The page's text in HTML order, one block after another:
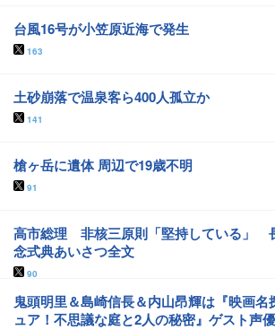
台風16号が小笠原近海で発生
163
土砂崩落で温泉客ら400人孤立か
141
槍ヶ岳に遺体 周辺で19歳不明
91
高市総理 非核三原則「堅持している」
念式典あいさつ全文
90
鬼頭明里＆島崎信長＆内山昂輝は『映画名
ュア！不思議な庭と2人の秘密』ゲスト声